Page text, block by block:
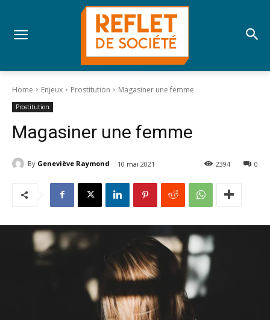
Home Enjeux Prostitution Magasiner une femme
Prostitution
Magasiner une femme
By Geneviève Raymond 10 mai 2021 0
2394